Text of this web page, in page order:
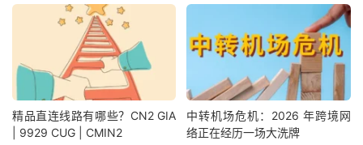
精品直连线路有哪些？CN2 GIA
| 9929 CUG | CMIN2
中转机场危机：2026 年跨境网
络正在经历一场大洗牌